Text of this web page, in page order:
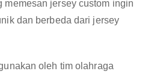
memesan jersey custom ingin
dan berbeda dari jersey
oleh tim olahraga